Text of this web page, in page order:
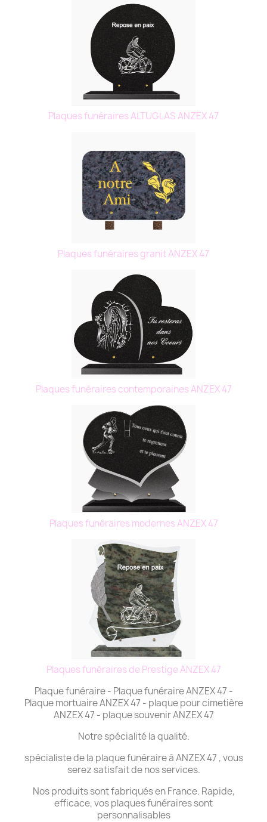
Plaques funéraires ALTUGLAS ANZEX 47
Plaques funéraires granit ANZEX 47
Plaques funéraires contemporaines ANZEX 47
Plaques funéraires modernes ANZEX 47
Plaques funéraires de Prestige ANZEX 47
Plaque funéraire - Plaque funéraire ANZEX 47 -
Plaque mortuaire ANZEX 47 - plaque pour cimetière
ANZEX 47 - plaque souvenir ANZEX 47
Notre spécialité la qualité.
spécialiste de la plaque funéraire à ANZEX 47 , vous
serez satisfait de nos services.
Nos produits sont fabriqués en France. Rapide,
efficace, vos plaques funéraires sont
personnalisables